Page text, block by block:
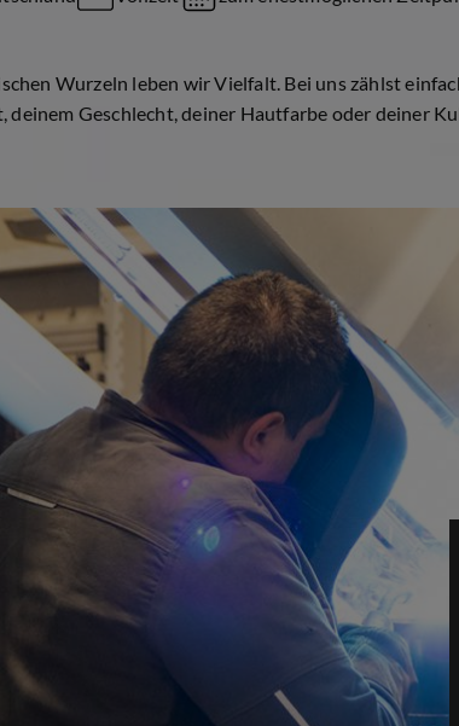
Wurzeln leben wir Vielfalt. Bei uns zählst
deinem Geschlecht, deiner Hautfarbe oder deiner